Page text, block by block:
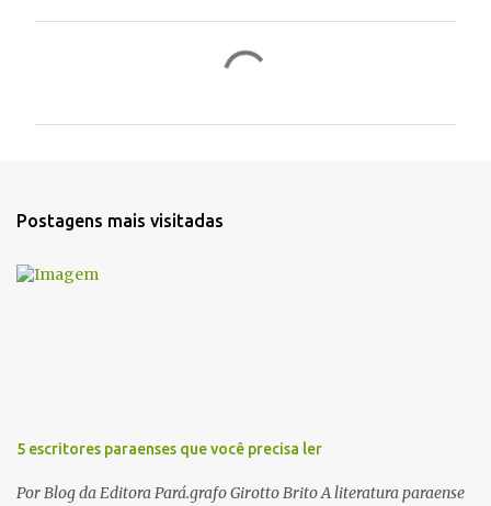
r
Postagens mais visitadas
5 escritores paraenses que você precisa ler
Por Blog da Editora Pará.grafo Girotto Brito A literatura paraense